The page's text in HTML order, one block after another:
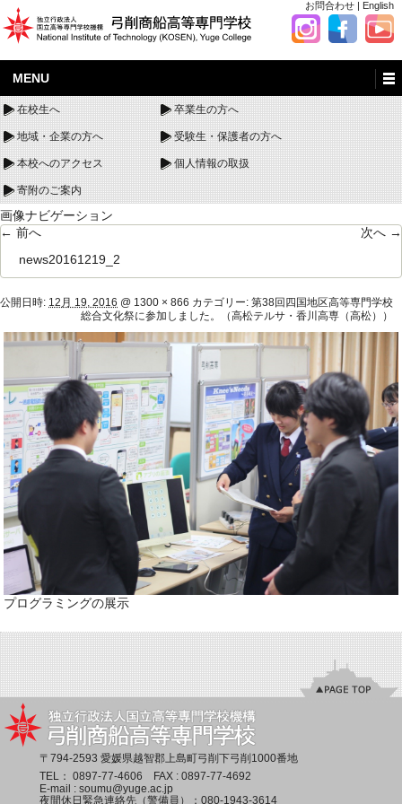
お問合わせ | English
MENU
在校生へ 卒業生の方へ
地域・企業の方へ 受験生・保護者の方へ
本校へのアクセス 個人情報の取扱
寄附のご案内
画像ナビゲーション
← 前へ
次へ →
news20161219_2
公開日時: 12月 19, 2016 @ 1300 × 866 カテゴリー: 第38回四国地区高等専門学校
総合文化祭に参加しました。（高松テルサ・香川高専（高松））
プログラミングの展示
〒794-2593 愛媛県越智郡上島町弓削下弓削1000番地
TEL： 0897-77-4606 FAX : 0897-77-4692
E-mail : soumu@yuge.ac.jp
夜間休日緊急連絡先（警備員）： 080-1943-3614